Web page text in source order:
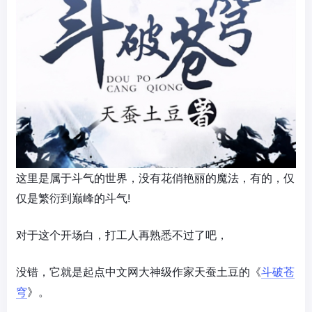
这里是属于斗气的世界，没有花俏艳丽的魔法，有的，仅
仅是繁衍到巅峰的斗气!
对于这个开场白，打工人再熟悉不过了吧，
没错，它就是起点中文网大神级作家天蚕土豆的《斗破苍
穹》。